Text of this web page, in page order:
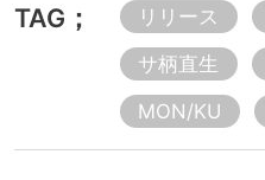
TAG； リリース
サ柄直生
MON/KU